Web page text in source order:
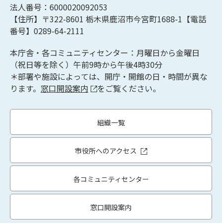
法人番号：6000020092053
【住所】〒322-8601 栃木県鹿沼市今宮町1688-1【電話
番号】0289-64-2111
本庁舎・各コミュニティセンター：月曜日から金曜日
（祝日等を除く）午前9時から午後4時30分
＊部署や施設によっては、開庁・開館の日・時間が異な
ります。 窓口開設案内 をご覧ください。
組織一覧
市役所へのアクセス
各コミュニティセンター
窓口開設案内